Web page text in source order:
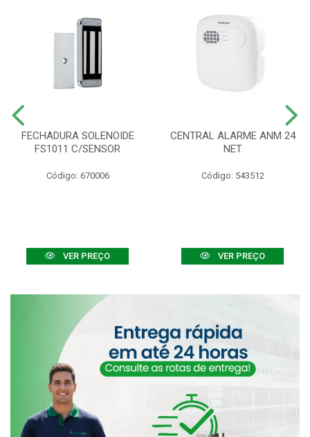
FECHADURA SOLENOIDE
FS1011 C/SENSOR
Código: 670006
VER PREÇO
CENTRAL ALARME ANM 24
NET
Código: 543512
VER PREÇO